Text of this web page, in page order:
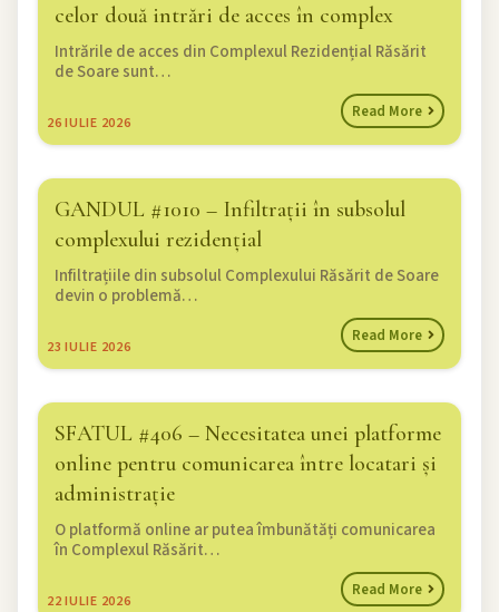
celor două intrări de acces în complex
26IULIE 2026
Intrările de acces din Complexul Rezidențial Răsărit
de Soare sunt…
Read More
GANDUL #1010 – Infiltrații în subsolul
complexului rezidențial
23 IULIE 2026
Infiltrațiile din subsolul Complexului Răsărit de Soare
devin o problemă…
Read More
SFATUL #406 – Necesitatea unei platforme
online pentru comunicarea între locatari și
administrație
22IULIE 2026
O platformă online ar putea îmbunătăți comunicarea
în Complexul Răsărit…
Read More